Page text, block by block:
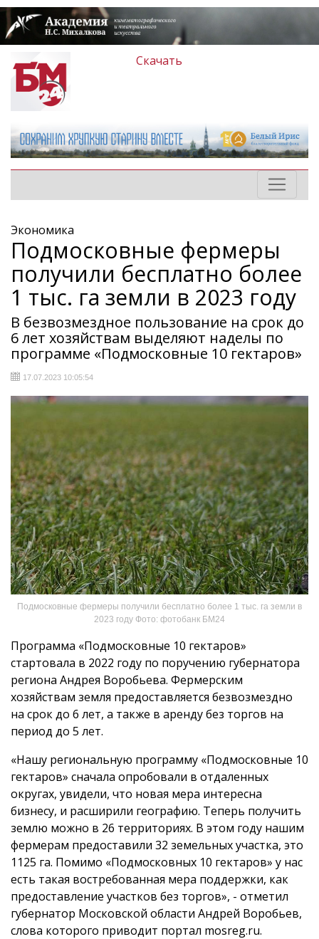
Скачать
Экономика
Подмосковные фермеры
получили бесплатно более
1 тыс. га земли в 2023 году
В безвозмездное пользование на срок до
6 лет хозяйствам выделяют наделы по
программе «Подмосковные 10 гектаров»
17.07.2023 10:05:54
Подмосковные фермеры получили бесплатно более 1 тыс. га земли в
2023 году Фото: фотобанк БМ24
Программа «Подмосковные 10 гектаров»
стартовала в 2022 году по поручению губернатора
региона Андрея Воробьева. Фермерским
хозяйствам земля предоставляется безвозмездно
на срок до 6 лет, а также в аренду без торгов на
период до 5 лет.
«Нашу региональную программу «Подмосковные 10
гектаров» сначала опробовали в отдаленных
округах, увидели, что новая мера интересна
бизнесу, и расширили географию. Теперь получить
землю можно в 26 территориях. В этом году нашим
фермерам предоставили 32 земельных участка, это
1125 га. Помимо «Подмосковных 10 гектаров» у нас
есть такая востребованная мера поддержки, как
предоставление участков без торгов», - отметил
губернатор Московской области Андрей Воробьев,
слова которого приводит портал mosreg.ru.